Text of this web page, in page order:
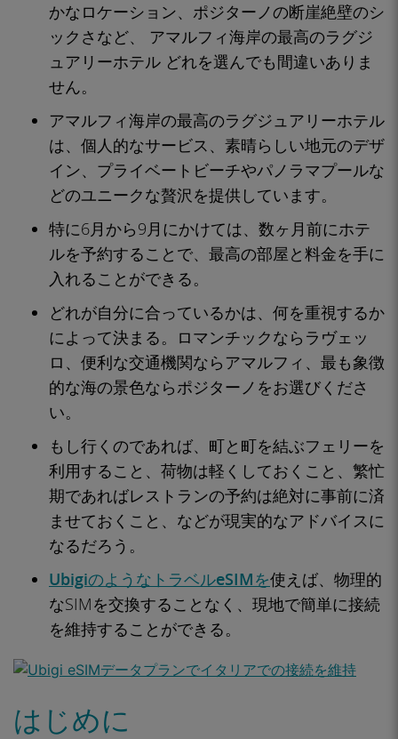
かなロケーション、ポジターノの断崖絶壁のシ
ックさなど、 アマルフィ海岸の最高のラグジ
ュアリーホテル どれを選んでも間違いありま
せん。
アマルフィ海岸の最高のラグジュアリーホテル
は、個人的なサービス、素晴らしい地元のデザ
イン、プライベートビーチやパノラマプールな
どのユニークな贅沢を提供しています。
特に6月から9月にかけては、数ヶ月前にホテ
ルを予約することで、最高の部屋と料金を手に
入れることができる。
どれが自分に合っているかは、何を重視するか
によって決まる。ロマンチックならラヴェッ
ロ、便利な交通機関ならアマルフィ、最も象徴
的な海の景色ならポジターノをお選びくださ
い。
もし行くのであれば、町と町を結ぶフェリーを
利用すること、荷物は軽くしておくこと、繁忙
期であればレストランの予約は絶対に事前に済
ませておくこと、などが現実的なアドバイスに
なるだろう。
UbigiのようなトラベルeSIMを使えば、物理的
なSIMを交換することなく、現地で簡単に接続
を維持することができる。
はじめに